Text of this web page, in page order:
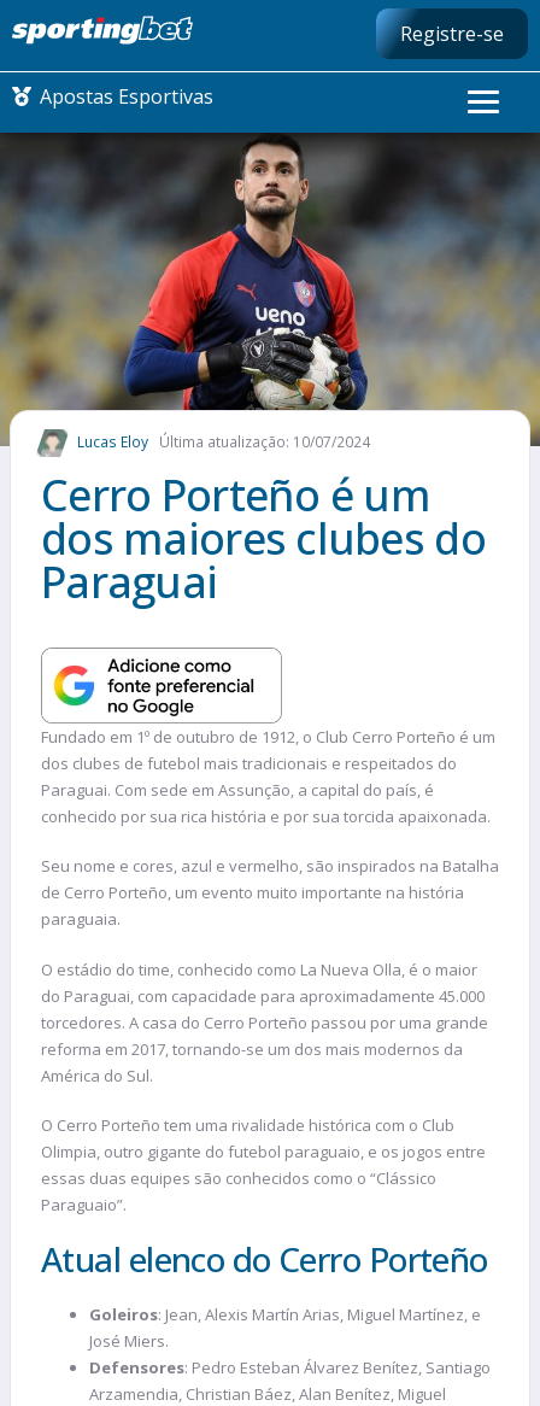
Registre-se
Apostas Esportivas
CONMEBOL LIBERTADORES
FUTEBOL NACIONAL
FUTEBOL INTERNACIONAL
COMO APOSTAR
MAIS ESPORTES
Lucas Eloy Última atualização: 10/07/2024
Cerro Porteño é um
dos maiores clubes do
Paraguai
Fundado em 1º de outubro de 1912, o Club Cerro Porteño é um
dos clubes de futebol mais tradicionais e respeitados do
Paraguai. Com sede em Assunção, a capital do país, é
conhecido por sua rica história e por sua torcida apaixonada.
Seu nome e cores, azul e vermelho, são inspirados na Batalha
de Cerro Porteño, um evento muito importante na história
paraguaia.
O estádio do time, conhecido como La Nueva Olla, é o maior
do Paraguai, com capacidade para aproximadamente 45.000
torcedores. A casa do Cerro Porteño passou por uma grande
reforma em 2017, tornando-se um dos mais modernos da
América do Sul.
O Cerro Porteño tem uma rivalidade histórica com o Club
Olimpia, outro gigante do futebol paraguaio, e os jogos entre
essas duas equipes são conhecidos como o “Clássico
Paraguaio”.
Atual elenco do Cerro Porteño
Goleiros: Jean, Alexis Martín Arias, Miguel Martínez, e
José Miers.
Defensores: Pedro Esteban Álvarez Benítez, Santiago
Arzamendia, Christian Báez, Alan Benítez, Miguel